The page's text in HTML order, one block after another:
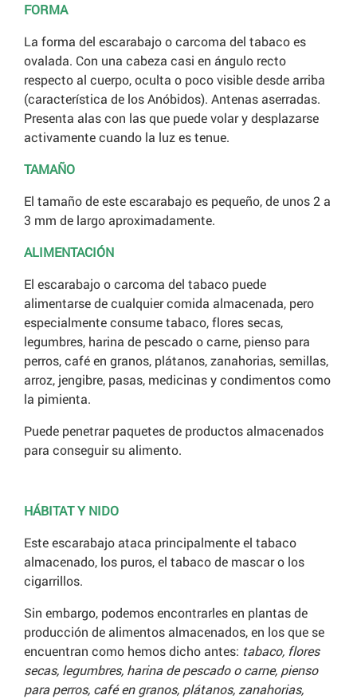
FORMA
La forma del escarabajo o carcoma del tabaco es
ovalada. Con una cabeza casi en ángulo recto
respecto al cuerpo, oculta o poco visible desde arriba
(característica de los Anóbidos). Antenas aserradas.
Presenta alas con las que puede volar y desplazarse
activamente cuando la luz es tenue.
TAMAÑO
El tamaño de este escarabajo es pequeño, de unos 2 a
3 mm de largo aproximadamente.
ALIMENTACIÓN
El escarabajo o carcoma del tabaco puede
alimentarse de cualquier comida almacenada, pero
especialmente consume tabaco, flores secas,
legumbres, harina de pescado o carne, pienso para
perros, café en granos, plátanos, zanahorias, semillas,
arroz, jengibre, pasas, medicinas y condimentos como
la pimienta.
Puede penetrar paquetes de productos almacenados
para conseguir su alimento.
HÁBITAT Y NIDO
Este escarabajo ataca principalmente el tabaco
almacenado, los puros, el tabaco de mascar o los
cigarrillos.
Sin embargo, podemos encontrarles en plantas de
producción de alimentos almacenados, en los que se
encuentran como hemos dicho antes: tabaco, flores
secas, legumbres, harina de pescado o carne, pienso
para perros, café en granos, plátanos, zanahorias,